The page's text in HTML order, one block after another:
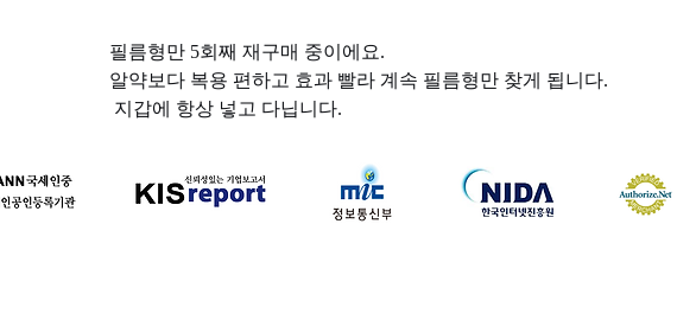
필름형만 5회째 재구매 중이에요.
알약보다 복용 편하고 효과 빨라 계속 필름형만 찾게 됩니다.
지갑에 항상 넣고 다닙니다.